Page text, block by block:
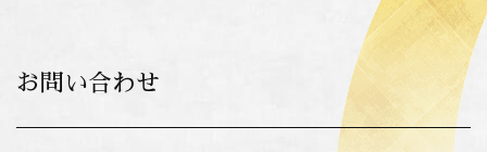
お問い合わせ